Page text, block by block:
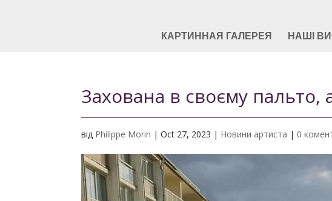
КАРТИННАЯ ГАЛЕРЕЯ НАШІ
Захована в своєму
від Philippe Morin |Oct 27, 2023 | Новини артиста | 0